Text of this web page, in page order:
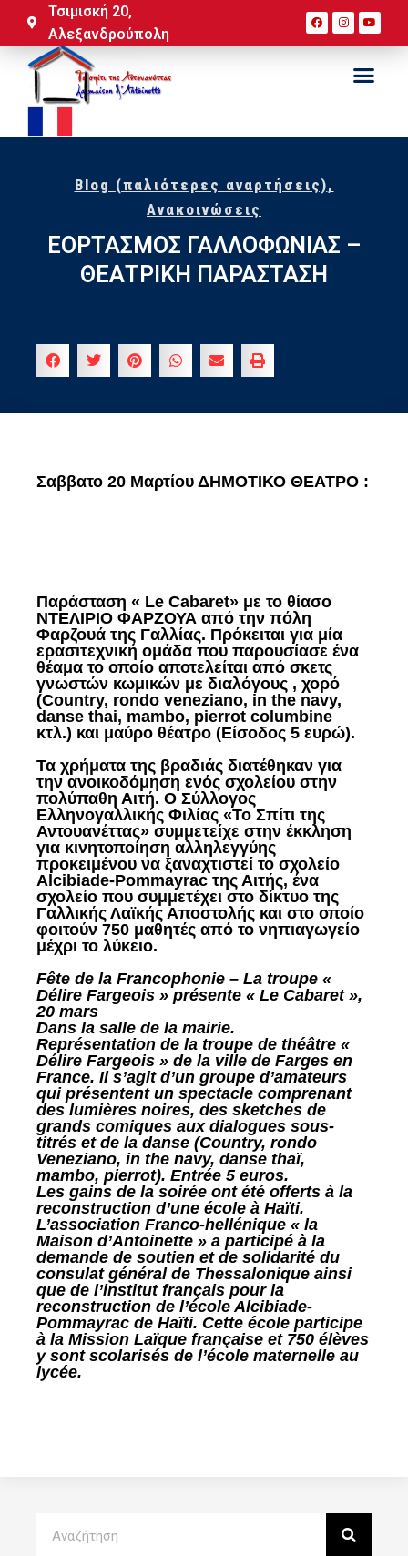
Τσιμισκή 20,
Αλεξανδρούπολη
Blog (παλιότερες αναρτήσεις),
Ανακοινώσεις
ΕΟΡΤΑΣΜΟΣ ΓΑΛΛΟΦΩΝΙΑΣ –
ΘΕΑΤΡΙΚΗ ΠΑΡΑΣΤΑΣΗ
Σαββατο 20 Μαρτίου ΔΗΜΟΤΙΚΟ ΘΕΑΤΡΟ :
Παράσταση « Le Cabaret» με το θίασο
ΝΤΕΛΙΡΙΟ ΦΑΡΖΟΥΑ από την πόλη
Φαρζουά της Γαλλίας. Πρόκειται για μία
ερασιτεχνική ομάδα που παρουσίασε ένα
θέαμα το οποίο αποτελείται από σκετς
γνωστών κωμικών με διαλόγους , χορό
(Country, rondo veneziano, in the navy,
danse thai, mambo, pierrot columbine
κτλ.) και μαύρο θέατρο (Είσοδος 5 ευρώ).
Τα χρήματα της βραδιάς διατέθηκαν για
την ανοικοδόμηση ενός σχολείου στην
πολύπαθη Αιτή. Ο Σύλλογος
Ελληνογαλλικής Φιλίας «Το Σπίτι της
Αντουανέττας» συμμετείχε στην έκκληση
για κινητοποίηση αλληλεγγύης
προκειμένου να ξαναχτιστεί το σχολείο
Alcibiade-Pommayrac της Αιτής, ένα
σχολείο που συμμετέχει στο δίκτυο της
Γαλλικής Λαϊκής Αποστολής και στο οποίο
φοιτούν 750 μαθητές από το νηπιαγωγείο
μέχρι το λύκειο.
Fête de la Francophonie – La troupe «
Délire Fargeois » présente « Le Cabaret »,
20 mars
Dans la salle de la mairie.
Représentation de la troupe de théâtre «
Délire Fargeois » de la ville de Farges en
France. Il s’agit d’un groupe d’amateurs
qui présentent un spectacle comprenant
des lumières noires, des sketches de
grands comiques aux dialogues sous-
titrés et de la danse (Country, rondo
Veneziano, in the navy, danse thaï,
mambo, pierrot). Entrée 5 euros.
Les gains de la soirée ont été offerts à la
reconstruction d’une école à Haïti.
L’association Franco-hellénique « la
Maison d’Antoinette » a participé à la
demande de soutien et de solidarité du
consulat général de Thessalonique ainsi
que de l’institut français pour la
reconstruction de l’école Alcibiade-
Pommayrac de Haïti. Cette école participe
à la Mission Laïque française et 750 élèves
y sont scolarisés de l’école maternelle au
lycée.